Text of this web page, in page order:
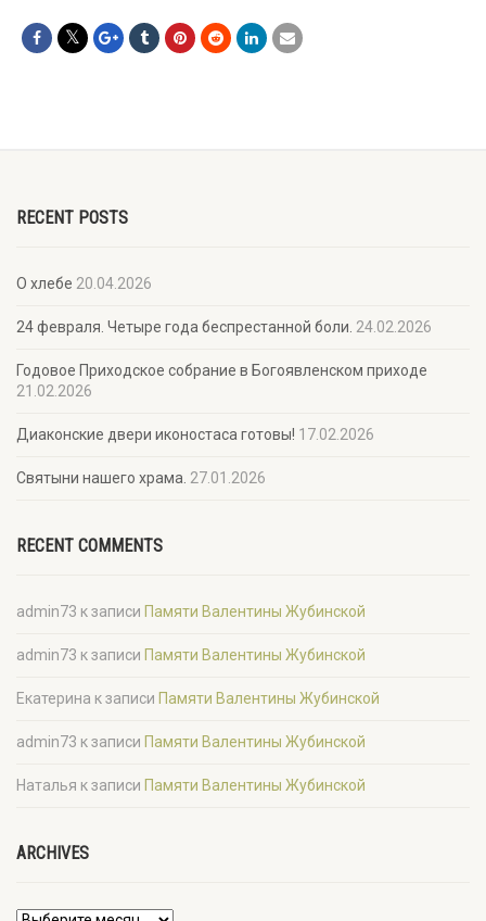
RECENT POSTS
О хлебе 20.04.2026
24 февраля. Четыре года беспрестанной боли. 24.02.2026
Годовое Приходское собрание в Богоявленском приходе
21.02.2026
Диаконские двери иконостаса готовы! 17.02.2026
Святыни нашего храма. 27.01.2026
RECENT COMMENTS
admin73 к записи Памяти Валентины Жубинской
admin73 к записи Памяти Валентины Жубинской
Екатерина к записи Памяти Валентины Жубинской
admin73 к записи Памяти Валентины Жубинской
Наталья к записи Памяти Валентины Жубинской
ARCHIVES